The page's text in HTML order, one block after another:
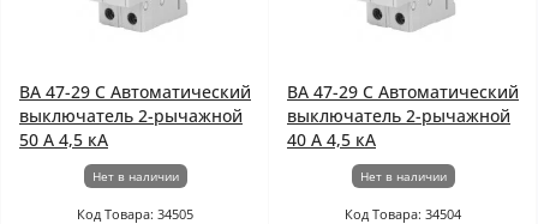
ВА 47-29 C Автоматический
выключатель 2-рычажной
50 А 4,5 кА
Нет в наличии
Код Товара: 34505
ВА 47-29 C Автоматический
выключатель 2-рычажной
40 А 4,5 кА
Нет в наличии
Код Товара: 34504